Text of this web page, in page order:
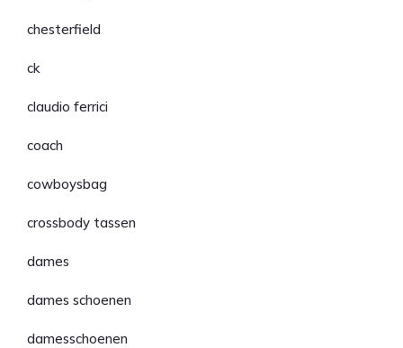
chesterfield
ck
claudio ferrici
coach
cowboysbag
crossbody tassen
dames
dames schoenen
damesschoenen